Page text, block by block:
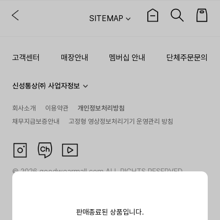
판매종료된 상품입니다.
SITEMAP
고객센터 매장안내 멤버십 안내 단체주문문의
신성통상㈜ 사업자정보
회사소개 이용약관
개인정보처리방침
채무지급보증안내
고정형 영상정보처리기기 운영관리 방침
©2026goodwearmall.com ALL RIGHTS RESERVED